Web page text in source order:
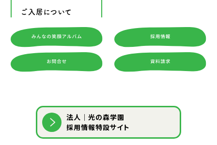
ご入居について
法人｜光の森学園
採用情報特設サイト